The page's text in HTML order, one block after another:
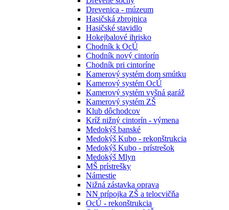
Drevenica - múzeum
Hasičská zbrojnica
Hasičské stavidlo
Hokejbalové ihrisko
Chodník k OcÚ
Chodník nový cintorín
Chodník pri cintoríne
Kamerový systém dom smútku
Kamerový systém OcÚ
Kamerový systém vyšná garáž
Kamerový systém ZŠ
Klub dôchodcov
Kríž nižný cintorín - výmena
Medokýš banské
Medokýš Kubo - rekonštrukcia
Medokýš Kubo - prístrešok
Medokýš Mlyn
MŠ prístrešky
Námestie
Nižná zástavka oprava
NN prípojka ZŠ a telocvičňa
OcÚ - rekonštrukcia